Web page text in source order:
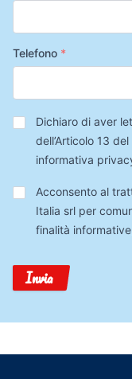
Telefono *
Privacy*
Dichiaro di aver
dell’Articolo 13
informativa
Trattamento
Dati
Acconsento al
Italia srl per
finalità
Invia